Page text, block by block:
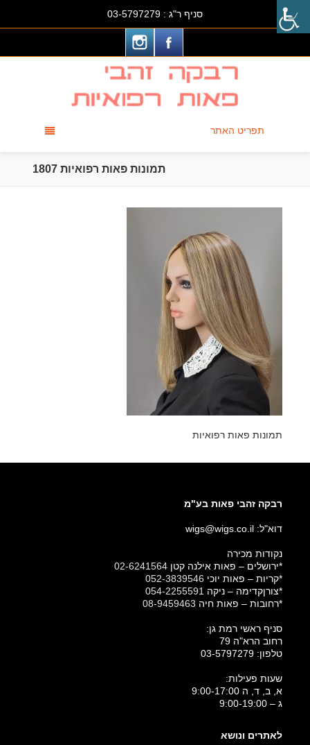
סניף ר"ג : 03-5797279
תפריט האתר
תמונות פאות רפואיות 1807
תמונות פאות רפואיות
רבקה זהבי פאות בע"מ
דוא"ל: wigs@wigs.co.il
נקודות מכירה
*ירושלים – פאות אילנה קטן 02-6241564
*קריות – פאות יוכי 052-3839546
*צורןקדימה – ניקה 054-2255591
*רחובות – פאות חיה 08-9459463
סניף ראשי רמת גן:
רחוב הרא"ה 79
טלפון: 03-5797279
שעות פעילות:
א, ב, ד, ה 9:00-17:00
ג – 9:00-19:00
לאתרים ונושא